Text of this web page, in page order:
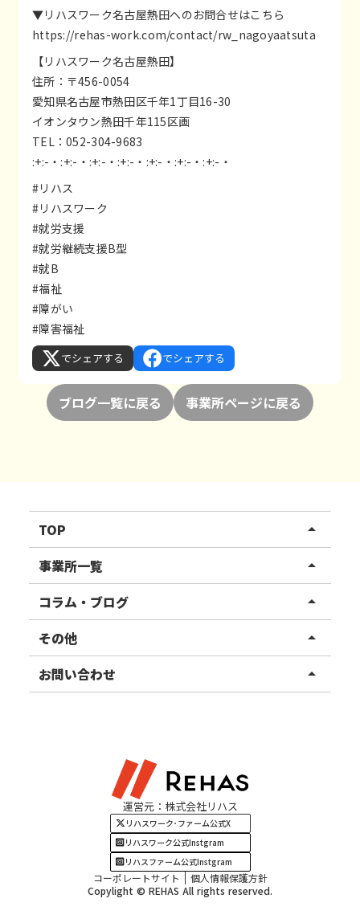
▼リハスワーク名古屋熱田へのお問合せはこちら
https://rehas-work.com/contact/rw_nagoyaatsuta
【リハスワーク名古屋熱田】
住所：〒456-0054
愛知県名古屋市熱田区千年1丁目16-30
イオンタウン熱田千年115区画
TEL：052-304-9683
:+:-・:+:-・:+:-・:+:-・:+:-・:+:-・:+:-・
#リハス
#リハスワーク
#就労支援
#就労継続支援B型
#就B
#福祉
#障がい
#障害福祉
でシェアする でシェアする
ブログ一覧に戻る 事業所ページに戻る
TOP arrow_drop_up
リハスワーク
リハスファーム
事業所一覧 arrow_drop_up
関東エリア
東北エリア
甲信越エリア
四国・九州エリア
コラム・ブログ arrow_drop_up
事業所ブログ
ご利用者様の声
その他 arrow_drop_up
お知らせ
お問い合わせ arrow_drop_up
運営元：株式会社リハス
リハスワーク･ファーム公式X
リハスワーク公式Instgram
リハスファーム公式Instgram
コーポレートサイト
個人情報保護方針
Copylight © REHAS All rights reserved.